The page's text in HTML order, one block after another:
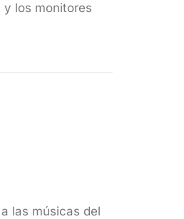
los monitores
las músicas del